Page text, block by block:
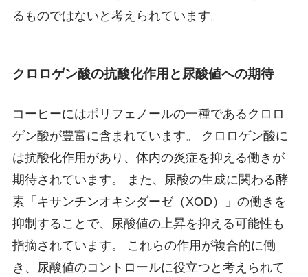
るものではないと考えられています。
クロロゲン酸の抗酸化作用と尿酸値への期待
コーヒーにはポリフェノールの一種であるクロロ
ゲン酸が豊富に含まれています。 クロロゲン酸に
は抗酸化作用があり、体内の炎症を抑える働きが
期待されています。 また、尿酸の生成に関わる酵
素「キサンチンオキシダーゼ（XOD）」の働きを
抑制することで、尿酸値の上昇を抑える可能性も
指摘されています。 これらの作用が複合的に働
き、尿酸値のコントロールに役立つと考えられて